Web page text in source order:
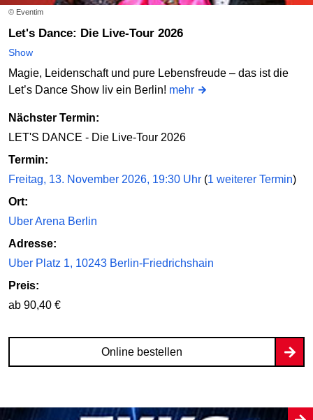
© Eventim
Let's Dance: Die Live-Tour 2026
Show
Magie, Leidenschaft und pure Lebensfreude – das ist die
Let’s Dance Show liv ein Berlin! mehr
Nächster Termin:
LET'S DANCE - Die Live-Tour 2026
Termin:
Freitag, 13. November 2026, 19:30 Uhr (1 weiterer Termin)
Ort:
Uber Arena Berlin
Adresse:
Uber Platz 1, 10243 Berlin-Friedrichshain
Preis:
ab 90,40 €
Online bestellen